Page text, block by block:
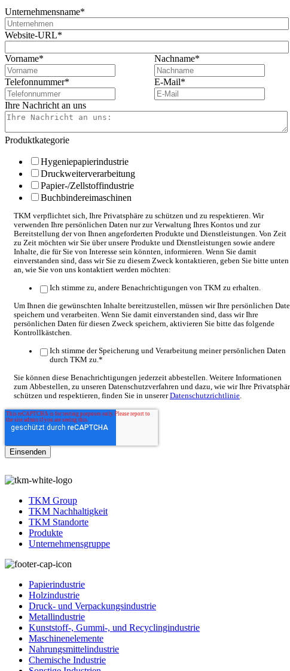
Unternehmensname*
Website-URL*
Vorname* Nachname*
Telefonnummer* E-Mail*
Ihre Nachricht an uns
Produktkategorie
Hygeniepapierindustrie
Druckweiterverarbeitung
Papier-/Zellstoffindustrie
Buchbindereimaschinen
TKM verpflichtet sich, Ihre Privatsphäre zu schützen und zu respektieren. Wir
verwenden Ihre persönlichen Daten nur zur Verwaltung Ihres Kontos und zur
Bereitstellung der von Ihnen angeforderten Produkte und Dienstleistungen. Von Zeit
zu Zeit möchten wir Sie über unsere Produkte und Dienstleistungen sowie andere
Inhalte, die für Sie von Interesse sein könnten, informieren. Wenn Sie damit
einverstanden sind, dass wir Sie zu diesem Zweck kontaktieren, geben Sie bitte unten
an, wie Sie von uns kontaktiert werden möchten:
Ich stimme zu, andere Benachrichtigungen von TKM zu erhalten.
Um Ihnen die gewünschten Inhalte bereitzustellen, müssen wir Ihre persönlichen
speichern und verarbeiten. Wenn Sie damit einverstanden sind, dass wir Ihre
persönlichen Daten für diesen Zweck speichern, aktivieren Sie bitte das folgende
Kontrollkästchen.
Ich stimme der Speicherung und Verarbeitung meiner persönlichen Daten
durch TKM zu. *
Sie können diese Benachrichtigungen jederzeit abbestellen. Weitere Informationen
zum Abbestellen, zu unseren Datenschutzverfahren und dazu, wie wir Ihre
schützen und respektieren, finden Sie in unsererDatenschutzrichtlinie
TKM Group
TKM Nachhaltigkeit
TKM Standorte
Produkte
Unternehmensgruppe
Papierindustrie
Holzindustrie
Druck- und Verpackungsindustrie
Metallindustrie
Kunststoff-, Gummi-, und Recyclingindustrie
Maschinenelemente
Nahrungsmittelindustrie
Chemische Industrie